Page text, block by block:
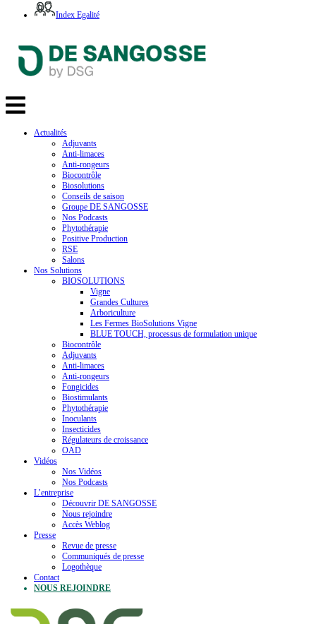
Index Egalité
Actualités
Adjuvants
Anti-limaces
Anti-rongeurs
Biocontrôle
Biosolutions
Conseils de saison
Groupe DE SANGOSSE
Nos Podcasts
Phytothérapie
Positive Production
RSE
Salons
Nos Solutions
BIOSOLUTIONS
Vigne
Grandes Cultures
Arboriculture
Les Fermes BioSolutions Vigne
BLUE TOUCH, processus de formulation unique
Biocontrôle
Adjuvants
Anti-limaces
Anti-rongeurs
Fongicides
Biostimulants
Phytothérapie
Inoculants
Insecticides
Régulateurs de croissance
OAD
Vidéos
Nos Vidéos
Nos Podcasts
L’entreprise
Découvrir DE SANGOSSE
Nous rejoindre
Accès Weblog
Presse
Revue de presse
Communiqués de presse
Logothèque
Contact
NOUS REJOINDRE